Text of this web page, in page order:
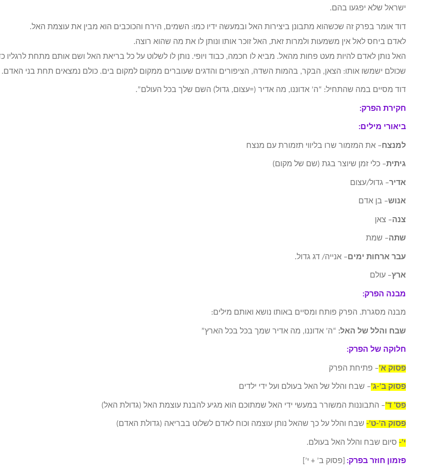
ישראל שלא יפגעו בהם.
דוד אומר בפרק זה שכשהוא מתבונן ביצירות האל ובמעשה ידיו כמו: השמים, הירח והכוכבים הוא מבין את עוצמת האל.
לאדם ביחס לאל אין משמעות ולמרות זאת, האל זוכר אותו ונותן לו את מה שהוא רוצה.
האל נותן לאדם להיות מעט פחות מהאל. מביא לו חכמה, כבוד ויופי. נותן לו לשלוט על כל בריאת האל ושם אותם מתחת לרגליו
שכולם ישמשו אותו: הצאן, הבקר, בהמות השדה, הציפורים והדגים שעוברים ממקום למקום בים. כולם נמצאים תחת בני האדם.
דוד מסיים במה שהתחיל: “ה’ אדוננו, מה אדיר (=עצום, גדול) השם שלך בכל העולם”.
חקירת הפרק:
ביאורי מילים:
למנצח– את המזמור שרו בליווי תזמורת עם מנצח
גיתית– כלי זמן שיוצר בגת (שם של מקום)
אדיר– גדול/עצום
אנוש– בן אדם
צנה– צאן
שתה– שמת
עבר ארחות ימים– אנייה/ דג גדול.
ארץ– עולם
מבנה הפרק:
מבנה מסגרת. הפרק פותח ומסיים באותו נושא ואותם מילים:
שבח והלל של האל: “ה’ אדוננו, מה אדיר שמך בכל בכל הארץ”
חלוקה של הפרק:
פסוק א’– פתיחת הפרק
פסוק ב’-ג’– שבח והלל של האל בעולם ועל ידי ילדים
פס’ ד’– התבוננות המשורר במעשי ידי האל שמתוכם הוא מגיע להבנת עוצמת האל (גדולת האל)
פסוק ה’-ט’- שבח והלל על כך שהאל נותן עוצמה וכוח לאדם לשלוט בבריאה (גדולת האדם)
י’- סיום שבח והלל האל בעולם.
פזמון חוזר בפרק: [פסוק ב’ + י’]